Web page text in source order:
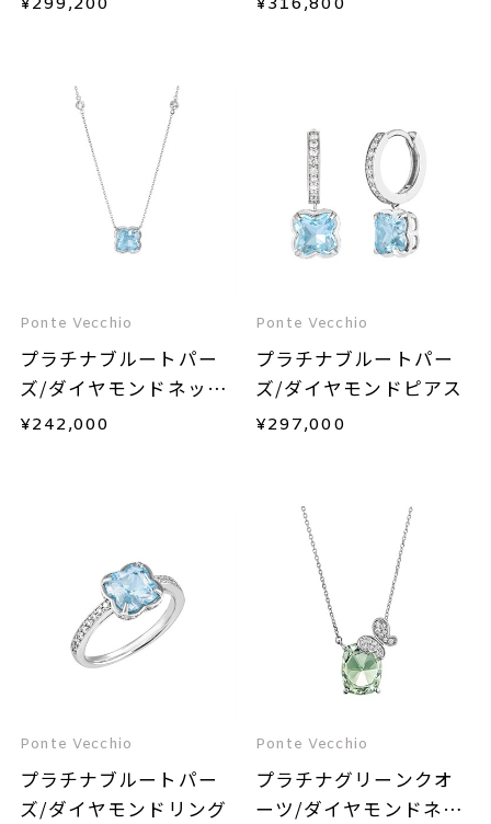
Ponte Vecchio
プラチナブルートパー
ズ/ダイヤモンドネック
レス
¥242,000
Ponte Vecchio
プラチナブルートパー
ズ/ダイヤモンドピアス
¥297,000
Ponte Vecchio
プラチナブルートパー
ズ/ダイヤモンドリング
Ponte Vecchio
プラチナグリーンクオ
ーツ/ダイヤモンドネッ